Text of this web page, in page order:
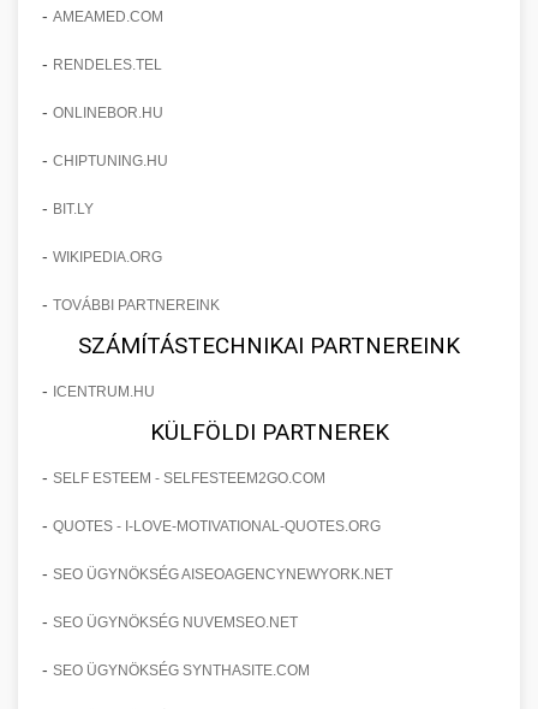
- AMEAMED.COM
- RENDELES.TEL
- ONLINEBOR.HU
- CHIPTUNING.HU
- BIT.LY
- WIKIPEDIA.ORG
- TOVÁBBI PARTNEREINK
SZÁMÍTÁSTECHNIKAI PARTNEREINK
- ICENTRUM.HU
KÜLFÖLDI PARTNEREK
- SELF ESTEEM - SELFESTEEM2GO.COM
- QUOTES - I-LOVE-MOTIVATIONAL-QUOTES.ORG
- SEO ÜGYNÖKSÉG AISEOAGENCYNEWYORK.NET
- SEO ÜGYNÖKSÉG NUVEMSEO.NET
- SEO ÜGYNÖKSÉG SYNTHASITE.COM